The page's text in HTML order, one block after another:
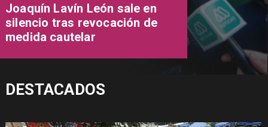
Joaquín Lavín León sale en
silencio tras revocación de
medida cautelar
DESTACADOS